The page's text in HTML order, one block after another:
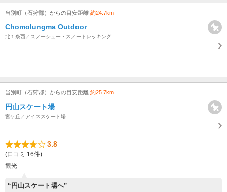
当別町（石狩郡）からの目安距離 約24.7km
Chomolungma Outdoor
北１条西／スノーシュー・スノートレッキング
当別町（石狩郡）からの目安距離 約25.7km
円山スケート場
宮ケ丘／アイススケート場
3.8
(口コミ 16件)
観光
“円山スケート場へ”